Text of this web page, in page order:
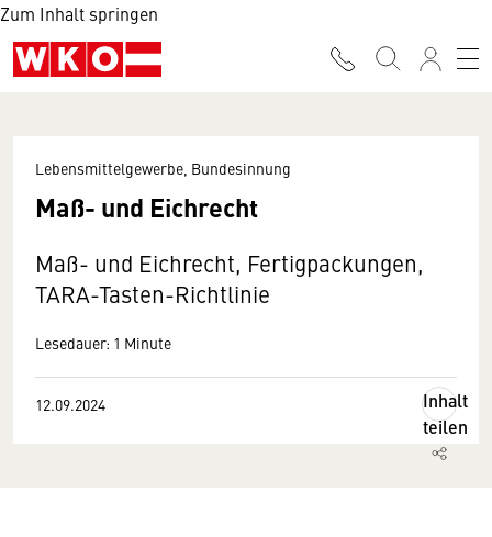
Zum Inhalt springen
Lebensmittelgewerbe, Bundesinnung
Maß- und Eichrecht
Maß- und Eichrecht, Fertigpackungen,
TARA-Tasten-Richtlinie
Lesedauer: 1 Minute
12.09.2024
Inhalt
teilen